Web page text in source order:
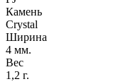
Камень
Сrystal
Ширина
4 мм.
Вес
1,2 г.